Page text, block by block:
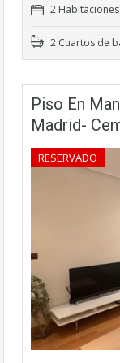
2 Habitaciones
2 Cuartos de
Piso En
Madrid-
RESERVADO